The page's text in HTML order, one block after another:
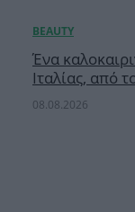
Ένα
Ιταλίας, από
08.08.2026